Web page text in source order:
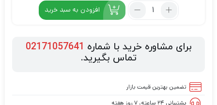
افزودن به سبد خرید
برای مشاوره خرید با شماره 02171057641
تماس بگیرید.
تضمین بهترین قیمت بازار
پشتیبانی ۲۴ ساعته، ۷ روز هفته